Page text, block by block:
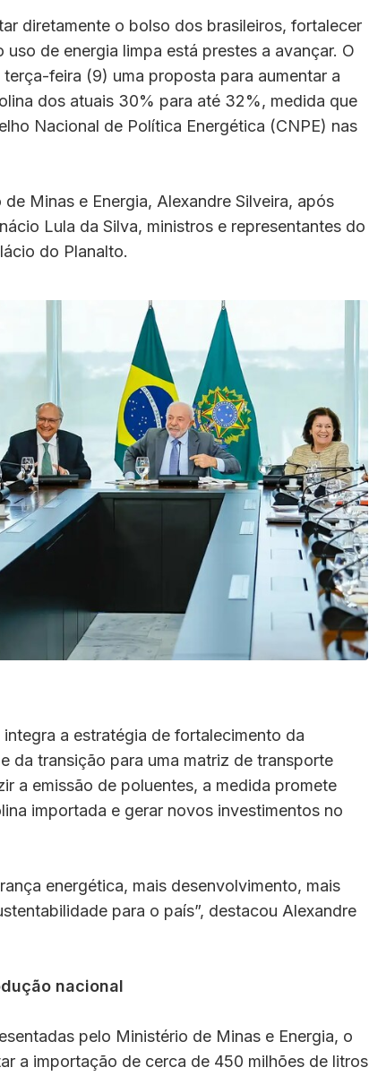
diretamente o bolso dos brasileiros, fortalecer
de energia limpa está prestes a avançar. O
feira (9) uma proposta para aumentar a
dos atuais 30% para até 32%, medida que
Nacional de Política Energética (CNPE) nas
Minas e Energia, Alexandre Silveira, após
Lula da Silva, ministros e representantes do
do Planalto.
a estratégia de fortalecimento da
da transição para uma matriz de transporte
a emissão de poluentes, a medida promete
importada e gerar novos investimentos no
energética, mais desenvolvimento, mais
para o país”, destacou Alexandre
nacional
pelo Ministério de Minas e Energia, o
a importação de cerca de 450 milhões de litros